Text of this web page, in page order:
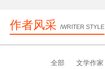
作者风采 /WRITER STYLE
全部 文学作家